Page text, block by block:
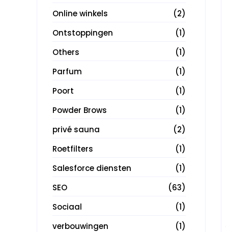
Online winkels
(2)
Ontstoppingen
(1)
Others
(1)
Parfum
(1)
Poort
(1)
Powder Brows
(1)
privé sauna
(2)
Roetfilters
(1)
Salesforce diensten
(1)
SEO
(63)
Sociaal
(1)
verbouwingen
(1)